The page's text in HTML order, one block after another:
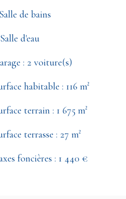
de bains
d'eau
: 2 voiture(s)
habitable : 116 m²
terrain : 1 675 m²
terrasse : 27 m²
foncières : 1 440 €